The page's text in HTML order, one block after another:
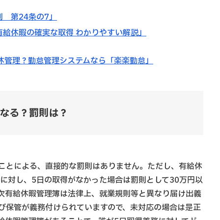
第24条の7」
休暇の確実な取得 わかりやすい解説」
理？勤怠管理システムなら「楽楽勤怠」
る？罰則は？
とによる、直接的な罰則はありません。ただし、有給休
対し、5日の取得がなかった場合は罰則として30万円以
有給休暇管理簿は法律上、就業規則等と異なり届け出義
管が義務付けられていますので、未対応の場合は是正